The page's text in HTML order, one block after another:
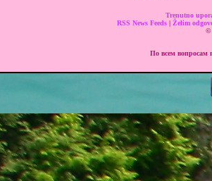
Trenutno
RSS News Feeds | Želim
©
По всем вопросам